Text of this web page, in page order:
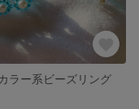
ラー系ビーズリング